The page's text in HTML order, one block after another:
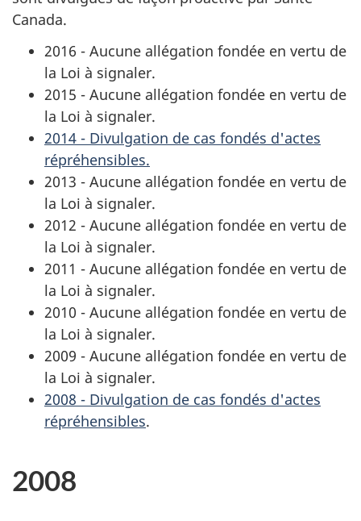
Canada.
2016 - Aucune allégation fondée en vertu de
la Loi à signaler.
2015 - Aucune allégation fondée en vertu de
la Loi à signaler.
2014 - Divulgation de cas fondés d'actes
répréhensibles.
2013 - Aucune allégation fondée en vertu de
la Loi à signaler.
2012 - Aucune allégation fondée en vertu de
la Loi à signaler.
2011 - Aucune allégation fondée en vertu de
la Loi à signaler.
2010 - Aucune allégation fondée en vertu de
la Loi à signaler.
2009 - Aucune allégation fondée en vertu de
la Loi à signaler.
2008 - Divulgation de cas fondés d'actes
répréhensibles.
2008